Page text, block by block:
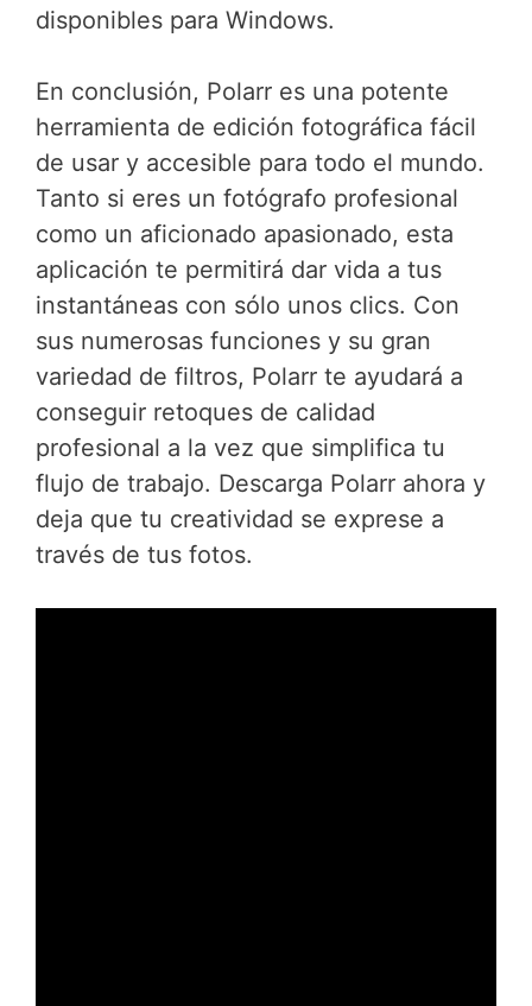
disponibles para Windows.
En conclusión, Polarr es una potente
herramienta de edición fotográfica fácil
de usar y accesible para todo el mundo.
Tanto si eres un fotógrafo profesional
como un aficionado apasionado, esta
aplicación te permitirá dar vida a tus
instantáneas con sólo unos clics. Con
sus numerosas funciones y su gran
variedad de filtros, Polarr te ayudará a
conseguir retoques de calidad
profesional a la vez que simplifica tu
flujo de trabajo. Descarga Polarr ahora y
deja que tu creatividad se exprese a
través de tus fotos.